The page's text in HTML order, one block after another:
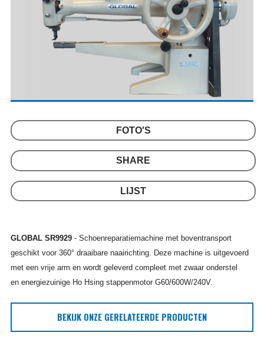
FOTO'S
SHARE
LIJST
GLOBAL SR9929- Schoenreparatiemachine met boventransport
geschikt voor 360° draaibare naairichting. Deze machine is uitgevoerd
met een vrije arm en wordt geleverd compleet met zwaar onderstel
en energiezuinige Ho Hsing stappenmotor G60/600W/240V.
BEKIJK ONZE GERELATEERDE PRODUCTEN